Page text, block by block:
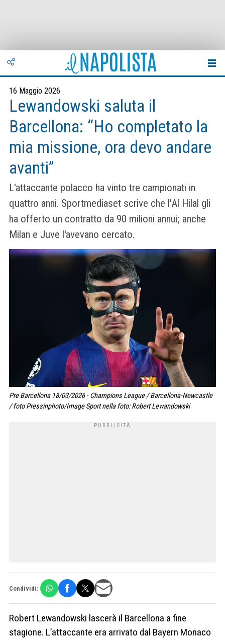
16 Maggio 2026
Lewandowski saluta il
Barcellona: “Ho completato la
mia missione, ora devo andare
avanti”
L'attaccante polacco ha vinto tre campionati in
quattro anni. Sportmediaset scrive che l'Al Hilal gli
ha offerto un contratto da 90 milioni annui; anche
Milan e Juve l'avevano cercato.
Pre Barcellona 18/03/2026 - Champions League / Barcellona-Newcastle
/ foto Pressinphoto/Image Sport nella foto: Robert Lewandowski
Condividi:
Robert Lewandowski lascerà il Barcellona a fine
stagione. L’attaccante era arrivato dal Bayern Monaco